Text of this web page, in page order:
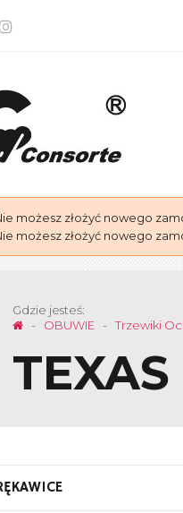
możesz złożyć nowego
możesz złożyć nowego
Gdzie jesteś:
OBUWIE
Trzewiki
TEXAS